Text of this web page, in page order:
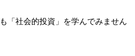
「社会的投資」を学んでみません